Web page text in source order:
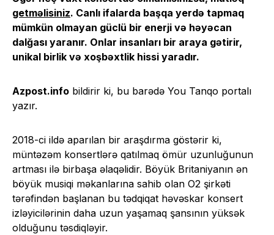
getməlisiniz. Canlı ifalarda başqa yerdə tapmaq
mümkün olmayan güclü bir enerji və həyəcan
dalğası yaranır. Onlar insanları bir araya gətirir,
unikal birlik və xoşbəxtlik hissi yaradır.
Azpost.info bildirir ki, bu barədə You Tanqo portalı
yazır.
2018-ci ildə aparılan bir araşdırma göstərir ki,
müntəzəm konsertlərə qatılmaq ömür uzunluğunun
artması ilə birbaşa əlaqəlidir. Böyük Britaniyanın ən
böyük musiqi məkanlarına sahib olan O2 şirkəti
tərəfindən başlanan bu tədqiqat həvəskar konsert
izləyicilərinin daha uzun yaşamaq şansının yüksək
olduğunu təsdiqləyir.